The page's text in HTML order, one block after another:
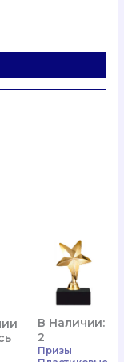
В Наличии:
2
Призы